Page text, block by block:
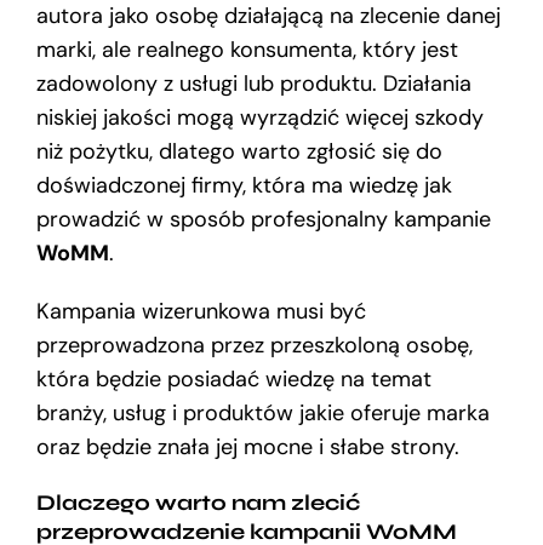
autora jako osobę działającą na zlecenie danej
marki, ale realnego konsumenta, który jest
zadowolony z usługi lub produktu. Działania
niskiej jakości mogą wyrządzić więcej szkody
niż pożytku, dlatego warto zgłosić się do
doświadczonej firmy, która ma wiedzę jak
prowadzić w sposób profesjonalny kampanie
WoMM.
Kampania wizerunkowa musi być
przeprowadzona przez przeszkoloną osobę,
która będzie posiadać wiedzę na temat
branży, usług i produktów jakie oferuje marka
oraz będzie znała jej mocne i słabe strony.
Dlaczego warto nam zlecić
przeprowadzenie kampanii WoMM